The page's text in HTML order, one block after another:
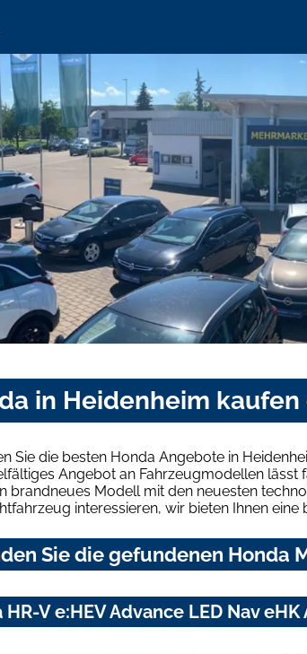
in Heidenheim
Sie die besten Honda Angebote in
Angebot an Fahrzeugmodellen lässt
brandneues Modell mit den neuesten
interessieren, wir bieten Ihnen eine
Sie die gefundenen Honda
HR-V e:HEV Advance LED Nav eHK